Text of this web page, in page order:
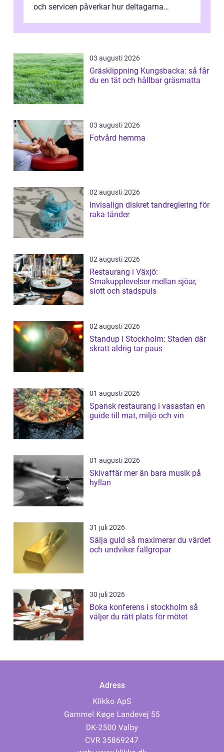
och servicen påverkar hur deltagarna
03 augusti 2026
Gräsklippning Kungsbacka: så får
du en tät och hållbar gräsmatta
03 augusti 2026
Fotvård hemma
02 augusti 2026
Invisalign diskret tandreglering för
raka tänder
02 augusti 2026
Restaurang i Växjö:
Smakupplevelser mellan sjöar,
slott och stadspuls
02 augusti 2026
Standup i Stockholm: Staden där
skratt aldrig tar paus
01 augusti 2026
Spansk restaurang i vasastan en
guide till mat, miljö och vin
01 augusti 2026
Skivaffär mer än bara musik på
hyllan
31 juli 2026
Sälja guld så maximerar du värdet
och undviker fallgropar
30 juli 2026
Boka konferens i stockholm så
väljer du rätt plats för mötet
Adress